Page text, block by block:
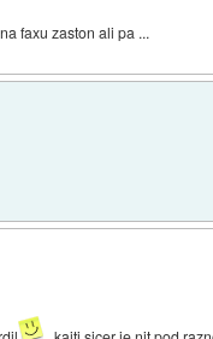
faxu zaston ali pa ...